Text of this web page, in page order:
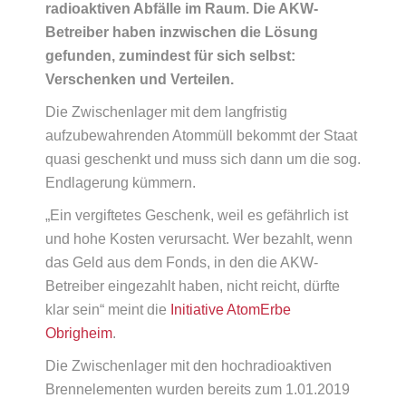
radioaktiven Abfälle im Raum. Die AKW-
Betreiber haben inzwischen die Lösung
gefunden, zumindest für sich selbst:
Verschenken und Verteilen.
Die Zwischenlager mit dem langfristig
aufzubewahrenden Atommüll bekommt der Staat
quasi geschenkt und muss sich dann um die sog.
Endlagerung kümmern.
„Ein vergiftetes Geschenk, weil es gefährlich ist
und hohe Kosten verursacht. Wer bezahlt, wenn
das Geld aus dem Fonds, in den die AKW-
Betreiber eingezahlt haben, nicht reicht, dürfte
klar sein“ meint die Initiative AtomErbe
Obrigheim.
Die Zwischenlager mit den hochradioaktiven
Brennelementen wurden bereits zum 1.01.2019